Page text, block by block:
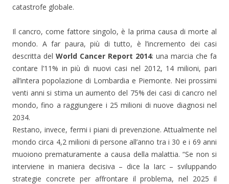
catastrofe globale.
Il cancro, come fattore singolo, è la prima causa di morte al
mondo. A far paura, più di tutto, è l’incremento dei casi
descritta del World Cancer Report 2014: una marcia che fa
contare l’11% in più di nuovi casi nel 2012, 14 milioni, pari
all’intera popolazione di Lombardia e Piemonte. Nei prossimi
venti anni si stima un aumento del 75% dei casi di cancro nel
mondo, fino a raggiungere i 25 milioni di nuove diagnosi nel
2034.
Restano, invece, fermi i piani di prevenzione. Attualmente nel
mondo circa 4,2 milioni di persone all’anno tra i 30 e i 69 anni
muoiono prematuramente a causa della malattia. “Se non si
interviene in maniera decisiva – dice la Iarc – sviluppando
strategie concrete per affrontare il problema, nel 2025 il